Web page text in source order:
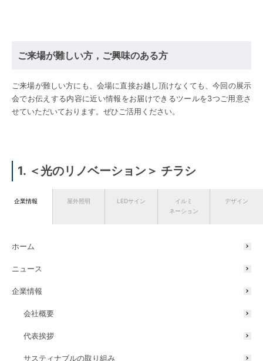
企業情報 屋外照明 LEDサイン
イルミ
ネーション
デザイン
ホーム
ニュース
企業情報
会社概要
代表挨拶
サスティナブルの取り組み
ご来場が難しい方，ご興味のある方
ご来場が難しい方にも、会場に直接お越し頂けなくても、今回の展示
会でお伝えする内容に近い情報をお届けできるツールを3つご用意さ
せていただいております。ぜひご活用ください。
1. ＜光のリノベーション＞ チラシ
こちらのチラシでは、オーナー様向けに当社の展開するサポート体制